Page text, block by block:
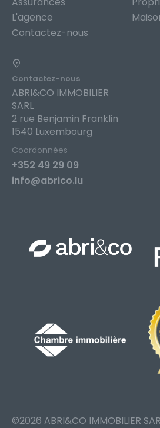
L'agence
Contactez-nous
Contactez-nous
ABRI&CO IMMOBILIER
SARL
2 rue Benjamin Franklin
1540 Luxembourg
Coordonnées
+352 49 29 09
info@abrico.lu
©2026 ABRI&CO IMMOBILIER